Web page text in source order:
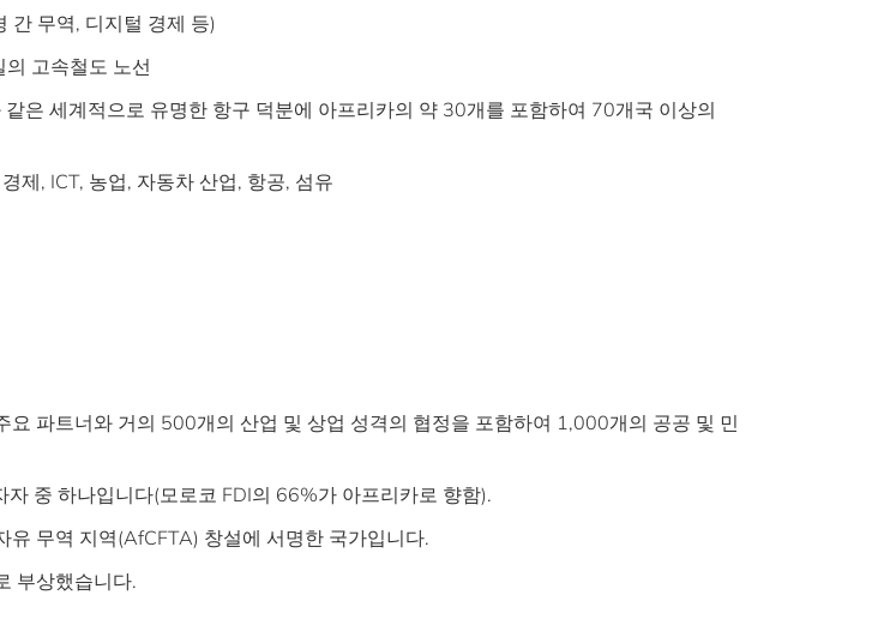
간 무역, 디지털 경제 등)
고속철도 노선
은 세계적으로 유명한 항구 덕분에 아프리카의 약 30개를 포함하여 70개국 이상의
제, ICT, 농업, 자동차 산업, 항공, 섬유
파트너와 거의 500개의 산업 및 상업 성격의 협정을 포함하여 1,000개의 공공 및 민
중 하나입니다(모로코 FDI의 66%가 아프리카로 향함).
무역 지역(AfCFTA) 창설에 서명한 국가입니다.
부상했습니다.